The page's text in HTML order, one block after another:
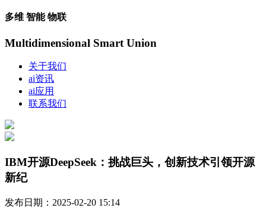
多维 智能 物联
Multidimensional Smart Union
关于我们
ai资讯
ai应用
联系我们
IBM开源DeepSeek：挑战巨头，创新技术引领开源
新纪
发布日期：2025-02-20 15:14